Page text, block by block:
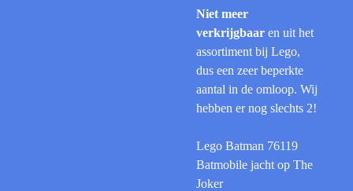
Niet meer
verkrijgbaar en uit het
assortiment bij Lego,
dus een zeer beperkte
aantal in de omloop. Wij
hebben er nog slechts 2!
Lego Batman 76119
Batmobile jacht op The
Joker